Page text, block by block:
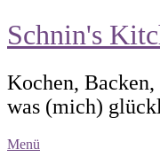
Schnin's
Kochen,
was (mich)
Menü